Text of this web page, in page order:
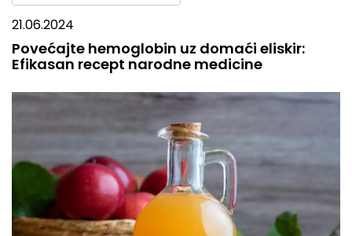
21.06.2024
Povećajte hemoglobin uz domaći eliskir:
Efikasan recept narodne medicine